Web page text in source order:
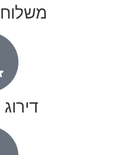
דירוג 5 כוכבים